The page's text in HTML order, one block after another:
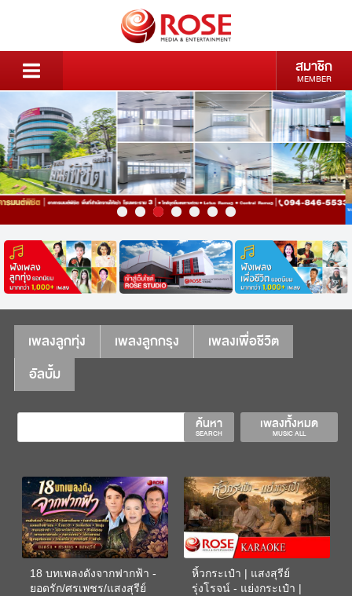
สมาชิก
MEMBER
เพลงลูกทุ่ง เพลงลูกกรุง
เพลงเพื่อชีวิต
อัลบั้ม
เพลงทั้งหมด
MUSIC ALL
ค้นหา
SEARCH
18 บทเพลงดังจากฟากฟ้า -
ยอดรัก/ศรเพชร/แสงสุรีย์
หิ้วกระเป๋า | แสงสุรีย์
รุ่งโรจน์ - แย่งกระเป๋า |